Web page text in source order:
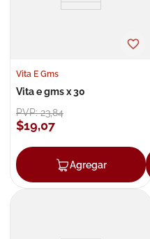
Vita E Gms
Vita e gms x 30
PVP:23,84
$19,07
Agregar